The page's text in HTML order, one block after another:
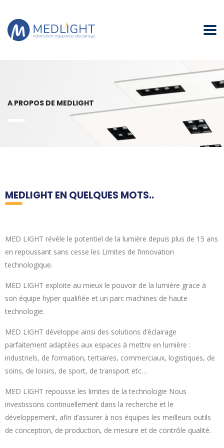
A PROPOS DE MEDLIGHT
MEDLIGHT EN QUELQUES MOTS..
MED LIGHT révèle le potentiel de la lumière depuis plus de 15 ans
en repoussant sans cesse les Limites de l’innovation
MED LIGHT exploite au mieux le pouvoir de la lumière grace à
son équipe hyper qualifiée et un parc machines de haute
MED LIGHT développe ainsi des solutions d’éclairage
parfaitement adaptées aux espaces à mettre en lumière :
industriels, de formation, tertiaires, commerciaux, logistiques, de
MED LIGHT repousse les limites de la technologie Nous
investissons continuellement dans la recherche et le
développement, afin d’assurer à nos équipes les meilleurs outils